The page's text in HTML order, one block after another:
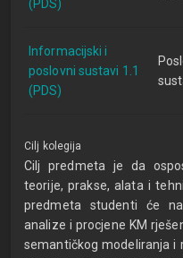
(PDS)
Informacijski i
poslovni sustavi 1.1
(PDS)
Cilj kolegija
Cilj predmeta je da
teorije, prakse, alata i
predmeta studenti će
analize i procjene KM
semantičkog modeliranja i